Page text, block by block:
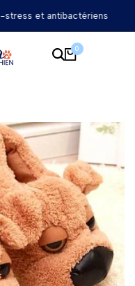
stress et antibactériens
0